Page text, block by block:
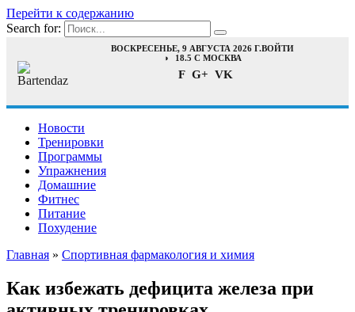
Перейти к содержанию
Search for:
ВОСКРЕСЕНЬЕ, 9 АВГУСТА 2026 Г.ВОЙТИ
18.5 C МОСКВА
F G+ VK
Новости
Тренировки
Программы
Упражнения
Домашние
Фитнес
Питание
Похудение
Главная » Спортивная фармакология и химия
Как избежать дефицита железа при